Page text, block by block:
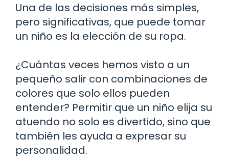
Una de las decisiones más simples,
pero significativas, que puede tomar
un niño es la elección de su ropa.
¿Cuántas veces hemos visto a un
pequeño salir con combinaciones de
colores que solo ellos pueden
entender? Permitir que un niño elija su
atuendo no solo es divertido, sino que
también les ayuda a expresar su
personalidad.